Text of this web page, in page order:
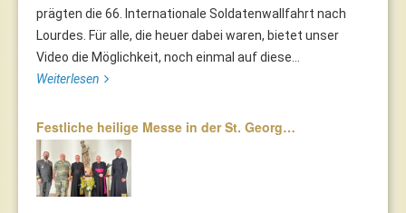
prägten die 66. Internationale Soldatenwallfahrt nach
Lourdes. Für alle, die heuer dabei waren, bietet unser
Video die Möglichkeit, noch einmal auf diese...
Weiterlesen
Festliche heilige Messe in der St. Georg…